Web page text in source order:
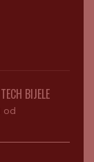
BIJELE
od